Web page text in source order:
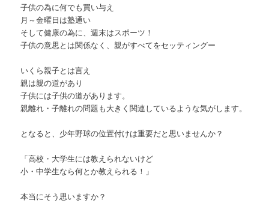
子供の為に何でも買い与え
月～金曜日は塾通い
そして健康の為に、週末はスポーツ！
子供の意思とは関係なく、親がすべてをセッティングー
いくら親子とは言え
親は親の道があり
子供には子供の道があります。
親離れ・子離れの問題も大きく関連しているような気がします。
となると、少年野球の位置付けは重要だと思いませんか？
「高校・大学生には教えられないけど
小・中学生なら何とか教えられる！」
本当にそう思いますか？